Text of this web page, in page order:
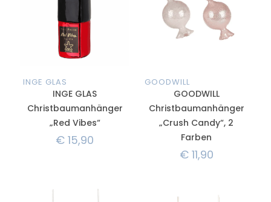
INGE GLAS
INGE GLAS
Christbaumanhänger
„Red Vibes“
€ 15,90
GOODWILL
GOODWILL
Christbaumanhänger
„Crush Candy“, 2
Farben
€11,90